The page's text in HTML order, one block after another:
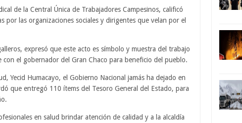
de la Central Única de Trabajadores Campesinos, calificó
por las organizaciones sociales y dirigentes que velan por el
expresó que este acto es símbolo y muestra del trabajo
el gobernador del Gran Chaco para beneficio del pueblo.
Yecid Humacayo, el Gobierno Nacional jamás ha dejado en
que entregó 110 ítems del Tesoro General del Estado, para
en salud brindar atención de calidad y a la alcaldía